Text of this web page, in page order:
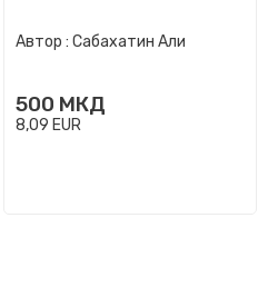
Автор : Сабахатин Али
500 МКД
8,09 EUR